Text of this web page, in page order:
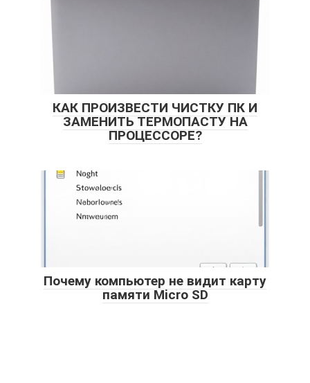
КАК ПРОИЗВЕСТИ ЧИСТКУ ПК И
ЗАМЕНИТЬ ТЕРМОПАСТУ НА
ПРОЦЕССОРЕ?
Почему компьютер не видит карту
памяти Micro SD